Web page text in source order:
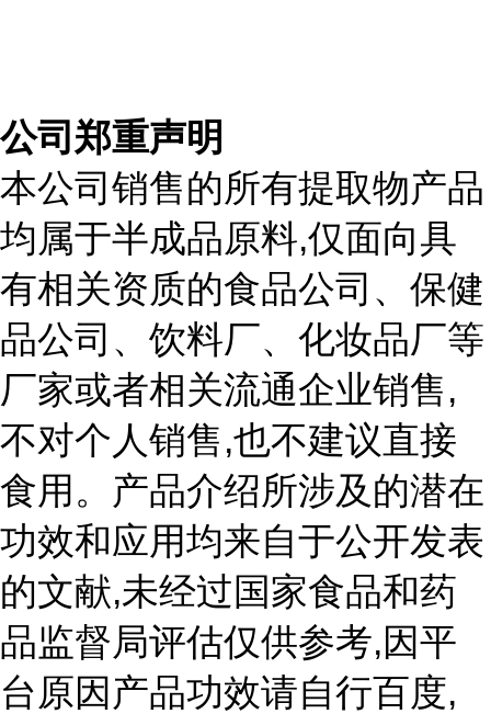
公司郑重声明
本公司销售的所有提取物产品
均属于半成品原料,仅面向具
有相关资质的食品公司、保健
品公司、饮料厂、化妆品厂等
厂家或者相关流通企业销售,
不对个人销售,也不建议直接
食用。产品介绍所涉及的潜在
功效和应用均来自于公开发表
的文献,未经过国家食品和药
品监督局评估仅供参考,因平
台原因产品功效请自行百度,